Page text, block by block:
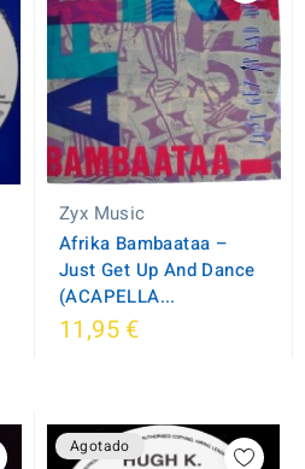
Zyx Music
Afrika Bambaataa ‎–
Just Get Up And Dance
(ACAPELLA...
11,95 €
Agotado